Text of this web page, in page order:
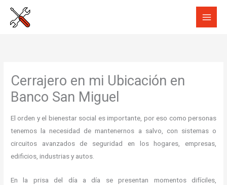
Cerrajero en mi Ubicación en
Banco San Miguel
El orden y el bienestar social es importante, por eso como personas
tenemos la necesidad de mantenernos a salvo, con sistemas o
circuitos avanzados de seguridad en los hogares, empresas,
edificios, industrias y autos.
En la prisa del día a día se presentan momentos difíciles,